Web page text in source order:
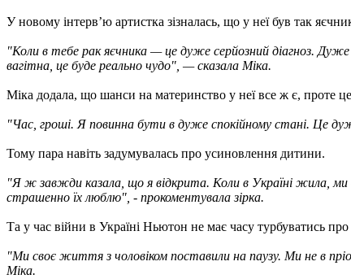
У новому інтерв’ю артистка зізналась, що у неї був так
"Коли в тебе рак яєчника — це дуже серйозний діагноз.
вагітна, це буде реально чудо", — сказала Міка.
Міка додала, що шанси на материнство у неї все ж є, проте це
"Час, гроші. Я повинна бути в дуже спокійному стані. Це
Тому пара навіть задумувалась про усиновлення дитини.
"Я ж завжди казала, що я відкрита. Коли в Україні жила, ми
страшенно їх люблю", - прокоментувала зірка.
Та у час війни в Україні Ньютон не має часу турбуватись
"Ми своє життя з чоловіком поставили на паузу. Ми не в
Міка.